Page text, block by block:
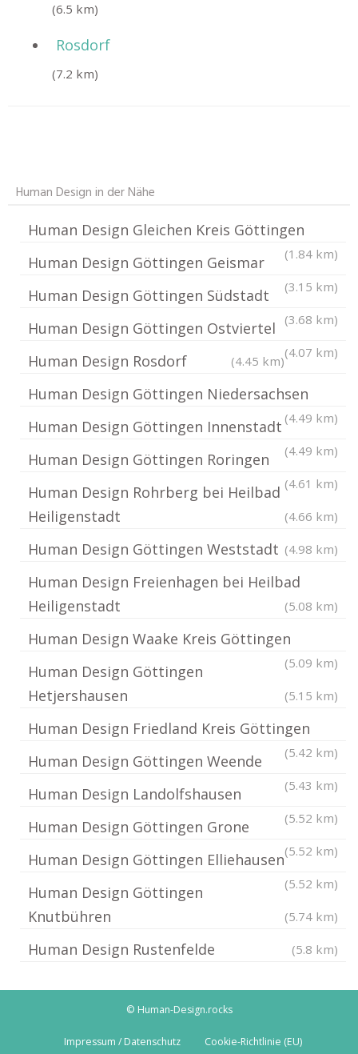
(6.5 km)
Rosdorf
(7.2 km)
Human Design in der Nähe
Human Design Gleichen Kreis Göttingen
(1.84 km)
Human Design Göttingen Geismar
(3.15 km)
Human Design Göttingen Südstadt
(3.68 km)
Human Design Göttingen Ostviertel
(4.07 km)
Human Design Rosdorf (4.45 km)
Human Design Göttingen Niedersachsen
(4.49 km)
Human Design Göttingen Innenstadt
(4.49 km)
Human Design Göttingen Roringen
(4.61 km)
Human Design Rohrberg bei Heilbad
Heiligenstadt
(4.66 km)
Human Design Göttingen Weststadt (4.98 km)
Human Design Freienhagen bei Heilbad
Heiligenstadt
(5.08 km)
Human Design Waake Kreis Göttingen
(5.09 km)
Human Design Göttingen
Hetjershausen
(5.15 km)
Human Design Friedland Kreis Göttingen
(5.42 km)
Human Design Göttingen Weende
(5.43 km)
Human Design Landolfshausen
(5.52 km)
Human Design Göttingen Grone
(5.52 km)
Human Design Göttingen Elliehausen
(5.52 km)
Human Design Göttingen
Knutbühren
(5.74 km)
Human Design Rustenfelde (5.8 km)
© Human-Design.rocks
Impressum / Datenschutz Cookie-Richtlinie (EU)